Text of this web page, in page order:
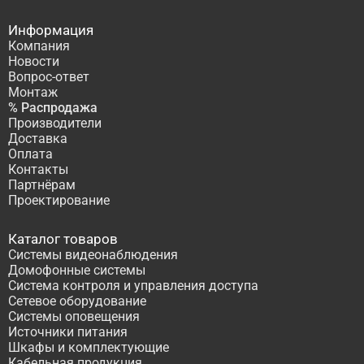
Информация
Компания
Новости
Вопрос-ответ
Монтаж
% Распродажа
Производители
Доставка
Оплата
Контакты
Партнёрам
Проектирование
Каталог товаров
Системы видеонаблюдения
Домофонные системы
Система контроля и управления доступа
Сетевое оборудование
Системы оповещения
Источники питания
Шкафы и комплектующие